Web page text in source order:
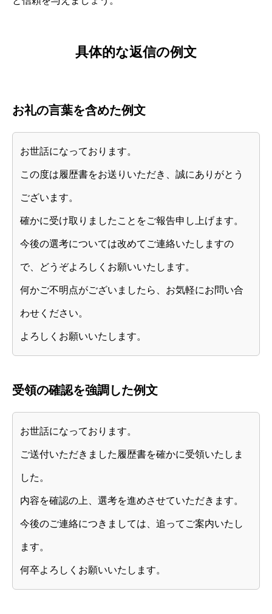
具体的な返信の例文
お礼の言葉を含めた例文
お世話になっております。
この度は履歴書をお送りいただき、誠にありがとう
ございます。
確かに受け取りましたことをご報告申し上げます。
今後の選考については改めてご連絡いたしますの
で、どうぞよろしくお願いいたします。
何かご不明点がございましたら、お気軽にお問い合
わせください。
よろしくお願いいたします。
受領の確認を強調した例文
お世話になっております。
ご送付いただきました履歴書を確かに受領いたしま
した。
内容を確認の上、選考を進めさせていただきます。
今後のご連絡につきましては、追ってご案内いたし
ます。
何卒よろしくお願いいたします。